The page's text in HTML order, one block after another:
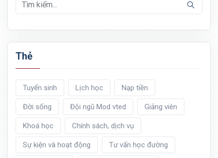
Thẻ
Tuyển sinh Lịch học Nạp tiền
Đời sống Đội ngũ Mod vted Giảng viên
Khoá học Chính sách, dịch vụ
Sự kiện và hoạt động Tư vấn học đường